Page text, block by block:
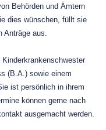
Behörden und Ämtern
dies wünschen, füllt sie
Anträge aus.
(B.A.) sowie einem
ist persönlich in ihrem
können gerne nach
ausgemacht werden.